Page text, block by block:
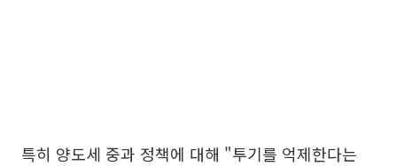
특히 양도세 중과 정책에 대해 "투기를 억제한다는